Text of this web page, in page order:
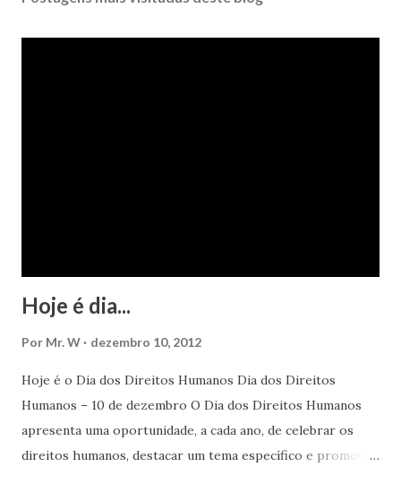
Hoje é dia...
Por Mr. W dezembro 10, 2012
Hoje é o Dia dos Direitos Humanos Dia dos Direitos
Humanos – 10 de dezembro O Dia dos Direitos Humanos
apresenta uma oportunidade, a cada ano, de celebrar os
direitos humanos, destacar um tema específico e promover